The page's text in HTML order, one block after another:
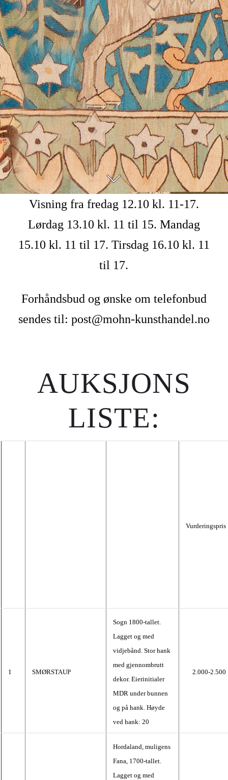
Visning fra fredag 12.10 kl. 11-17.
Lørdag 13.10 kl. 11 til 15. Mandag
15.10 kl. 11 til 17. Tirsdag 16.10 kl. 11
til 17.
Forhåndsbud og ønske om telefonbud
sendes til: post@mohn-kunsthandel.no
AUKSJONS
LISTE:
Vurderingspris
1 SMØRSTAUP
Sogn 1800-tallet.
Lagget og med
vidjebånd. Stor hank
med gjennombrutt
dekor. Eierinitialer
MDR under bunnen
og på hank. Høyde
ved hank: 20
2.000-2.500
Hordaland, muligens
Fana, 1700-tallet.
Lagget og med